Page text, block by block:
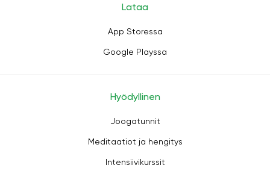
Lataa
App Storessa
Google Playssa
Hyödyllinen
Joogatunnit
Meditaatiot ja hengitys
Intensiivikurssit